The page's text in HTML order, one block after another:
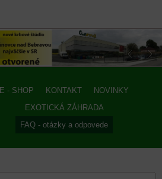
E - SHOP KONTAKT
NOVINKY
EXOTICKÁ ZÁHRADA
FAQ - otázky a odpovede